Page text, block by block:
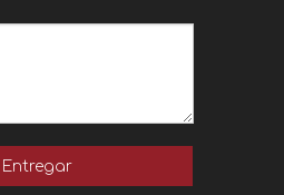
Entregar